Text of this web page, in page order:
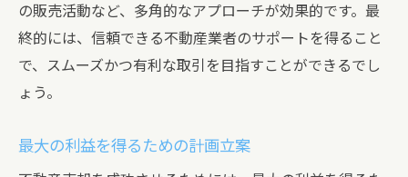
の販売活動など、多角的なアプローチが効果的です。最
終的には、信頼できる不動産業者のサポートを得ること
で、スムーズかつ有利な取引を目指すことができるでし
ょう。
最大の利益を得るための計画立案